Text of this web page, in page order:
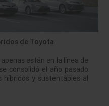
de Toyota
están en la línea de
consolidó el año pasado
y sustentables al